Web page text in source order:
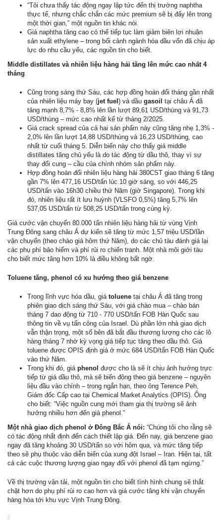
“Tôi chưa thấy tác động ngay lập tức đến thị trường naphtha
thực tế, nhưng chắc chắn các mức premium sẽ bị đẩy lên trong
một thời gian,” một nguồn tin khác nói.
Giá naphtha tăng cao có thể tiếp tục làm giảm biên lợi nhuận
sản xuất ethylene – trong bối cảnh ngành hóa dầu vốn đã chịu áp
lực do nhu cầu yếu, các nguồn tin cho biết.
Middle distillates và nhiên liệu hàng hải tăng lên mức cao nhất 4
tháng
Cũng trong sáng thứ Sáu, các hợp đồng hoán đổi tháng gần nhất
của nhiên liệu máy bay (jet fuel ) và dầu gasoil tại châu Á đã
tăng mạnh 8,7% - 8,8% lên lần lượt 89,61 USD/thùng và 91,73
USD/thùng – mức cao nhất kể từ tháng 2/2025.
Giá crack spread của cả hai sản phẩm này cũng tăng nhẹ 1,3% -
2,0% lên lần lượt 14,88 USD/thùng và 16,23 USD/thùng, cao
nhất từ cuối tháng 5. Diễn biến này cho thấy giá middle
distillates tăng chủ yếu là do tác động từ dầu thô, thay vì sự
thay đổi cung – cầu của chính nhóm sản phẩm này.
Hợp đồng hoán đổi nhiên liệu hàng hải 380CST giao tháng 6 tăng
gần 7% lên 477,16 USD/tấn lúc 10 giờ sáng, so với 446,25
USD/tấn vào 16h30 chiều thứ Năm (giờ Singapore). Trong khi
đó, nhiên liệu rất ít lưu huỳnh (VLSFO 0,5%) tăng 5,7% lên
537,05 USD/tấn từ 508,25 USD/tấn trong cùng kỳ.
Giá cước vận chuyển 80.000 tấn nhiên liệu hàng hải từ vùng Vịnh
Trung Đông sang châu Á dự kiến sẽ tăng từ mức 1,57 triệu USD/lần
vận chuyển (theo chào giá hôm thứ Năm), do các chủ tàu đánh giá lại
các phụ phí bảo hiểm và phí rủi ro chiến tranh. Một nhà môi giới tàu
cho biết mức tăng hơn 10% là điều không bất ngờ.
Toluene tăng, phenol có xu hướng theo giá benzene
Trong lĩnh vực hóa dầu, giá toluene tại châu Á đã tăng trong
phiên giao dịch sáng thứ Sáu, với giá chào mua – chào bán
tháng 7 dao động từ 710 - 770 USD/tấn FOB Hàn Quốc sau
thông tin về vụ tấn công của Israel. Dù phần lớn nhà giao dịch
vẫn thận trọng, một số bên đã bắt đầu thương lượng cho các lô
hàng tháng 7 nhờ kỳ vọng giá tiếp tục tăng theo dầu thô. Giá
toluene được OPIS định giá ở mức 684 USD/tấn FOB Hàn Quốc
vào thứ Năm.
Trong khi đó, giá phenol được cho là sẽ ít chịu ảnh hưởng trực
tiếp từ giá dầu thô, mà sẽ biến động theo giá benzene – nguyên
liệu đầu vào chính – trong ngắn hạn, theo ông Terence Peh,
Giám đốc Cấp cao tại Chemical Market Analytics (OPIS). Ông
cho biết: “Việc nguồn cung mới tham gia thị trường sẽ ảnh
hưởng nhiều hơn đến giá phenol.”
Một nhà giao dịch phenol ở Đông Bắc Á nói: “Chúng tôi cho rằng sẽ
có tác động nhất định đến cách thiết lập giá. Đến nay, giá benzene giao
ngay đã tăng khoảng 30 USD/tấn so với hôm qua, và mức tăng tiếp
theo sẽ phụ thuộc vào diễn biến của xung đột Israel – Iran. Hiện tại, tất
cả các cuộc thương lượng giao ngay đối với phenol đã tạm ngừng.”
Về thị trường vận tải, một nguồn tin cho biết tình hình chung sẽ thắt
chặt hơn do phụ phí rủi ro cao hơn và giá cước tăng khi vận chuyển
hàng hóa tới khu vực Vịnh Trung Đông.